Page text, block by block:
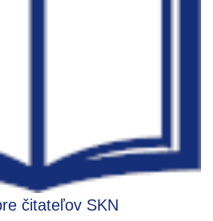
čitateľov SKN